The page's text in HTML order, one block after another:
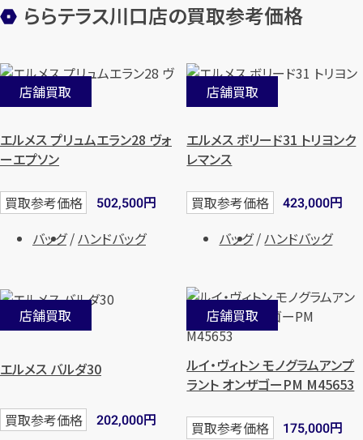
ららテラス川口店の買取参考価格
店舗買取
エルメス プリュムエラン28 ヴォ
ーエプソン
買取参考価格 502,500円
バッグ ハンドバッグ
店舗買取
エルメス ボリード31 トリヨンク
レマンス
買取参考価格 423,000円
バッグ ハンドバッグ
店舗買取
エルメス バルダ30
買取参考価格 202,000円
店舗買取
ルイ・ヴィトン モノグラムアンプ
ラント オンザゴーPM M45653
買取参考価格 175,000円